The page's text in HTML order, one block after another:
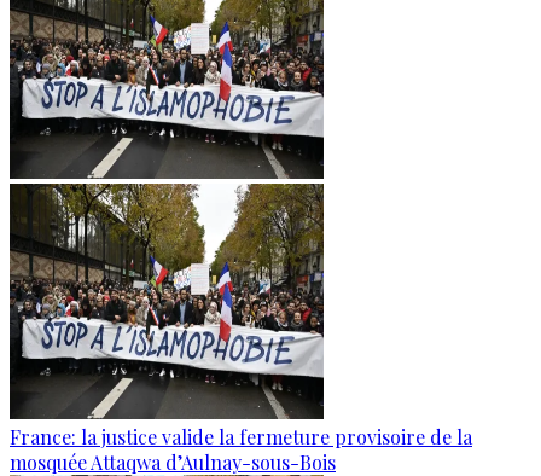
France: la justice valide la fermeture provisoire de la
mosquée Attaqwa d’Aulnay-sous-Bois